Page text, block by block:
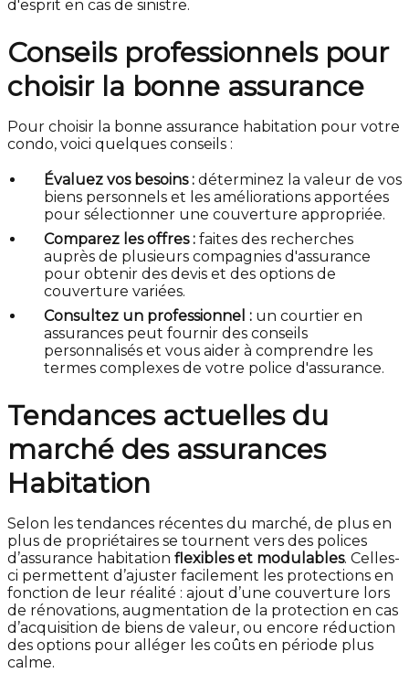
d'esprit en cas de sinistre.
Conseils professionnels pour
choisir la bonne assurance
Pour choisir la bonne assurance habitation pour votre
condo, voici quelques conseils :
Évaluez vos besoins : déterminez la valeur de vos
biens personnels et les améliorations apportées
pour sélectionner une couverture appropriée.
Comparez les offres : faites des recherches
auprès de plusieurs compagnies d'assurance
pour obtenir des devis et des options de
couverture variées.
Consultez un professionnel : un courtier en
assurances peut fournir des conseils
personnalisés et vous aider à comprendre les
termes complexes de votre police d'assurance.
Tendances actuelles du
marché des assurances
Habitation
Selon les tendances récentes du marché, de plus en
plus de propriétaires se tournent vers des polices
d’assurance habitation flexibles et modulables. Celles-
ci permettent d’ajuster facilement les protections en
fonction de leur réalité : ajout d’une couverture lors
de rénovations, augmentation de la protection en cas
d’acquisition de biens de valeur, ou encore réduction
des options pour alléger les coûts en période plus
calme.